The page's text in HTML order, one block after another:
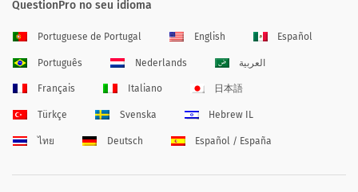
QuestionPro no seu idioma
Portuguese de Portugal English Español
Português Nederlands العربية
Français Italiano 日本語
Türkçe Svenska Hebrew IL
ไทย Deutsch Español / España